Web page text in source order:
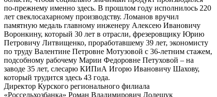
по-прежнему именно здесь. В прошлом году исполнилось 220
лет свеклосахарному производству. Ломанов вручил
памятную медаль главному инженеру Алексею Ивановичу
Воронкину, который 30 лет в отрасли, фрезеровщику Юрию
Петровичу Литвищенко, проработавшему 39 лет, экономисту
по труду Валентине Петровне Мотузовой с 36-летним стажем,
подсобному рабочему Марии Федоровне Петуховой – на
заводе 35 лет, слесарю КИПиА Игорю Ивановичу Шахову,
который трудится здесь 43 года.
Директор Курского регионального филиала
«Россельхозбанка» Роман Владимирович Долещук